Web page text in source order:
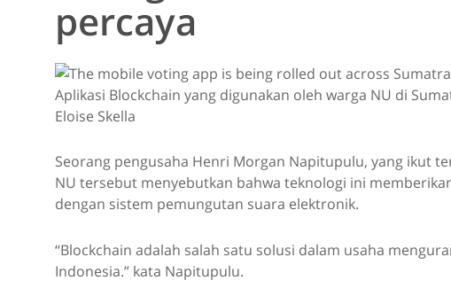
percaya
Aplikasi Blockchain yang digunakan oleh warga NU di
Eloise Skella
Seorang pengusaha Henri Morgan Napitupulu, yang ikut
NU tersebut menyebutkan bahwa teknologi ini
dengan sistem pemungutan suara elektronik.
“Blockchain adalah salah satu solusi dalam usaha
Indonesia.” kata Napitupulu.